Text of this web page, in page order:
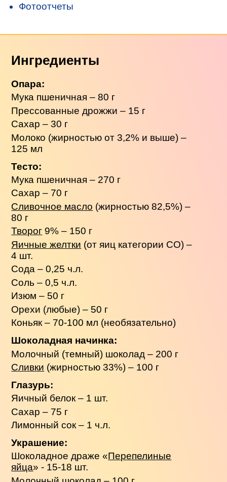
Фотоотчеты
Ингредиенты
Опара:
Мука пшеничная – 80 г
Прессованные дрожжи – 15 г
Сахар – 30 г
Молоко (жирностью от 3,2% и выше) –
125 мл
Тесто:
Мука пшеничная – 270 г
Сахар – 70 г
Сливочное масло (жирностью 82,5%) –
80 г
Творог 9% – 150 г
Яичные желтки (от яиц категории СО) –
4 шт.
Сода – 0,25 ч.л.
Соль – 0,5 ч.л.
Изюм – 50 г
Орехи (любые) – 50 г
Коньяк – 70-100 мл (необязательно)
Шоколадная начинка:
Молочный (темный) шоколад – 200 г
Сливки (жирностью 33%) – 100 г
Глазурь:
Яичный белок – 1 шт.
Сахар – 75 г
Лимонный сок – 1 ч.л.
Украшение:
Шоколадное драже «Перепелиные
яйца» - 15-18 шт.